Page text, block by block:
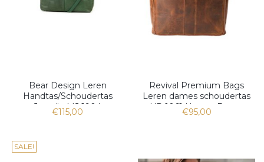
Bear Design Leren
Handtas/Schoudertas
Jasmijn MJ 1904
€115,00
Revival Premium Bags
Leren dames schoudertas
UR 1061 Hunter Brown
€95,00
SALE!